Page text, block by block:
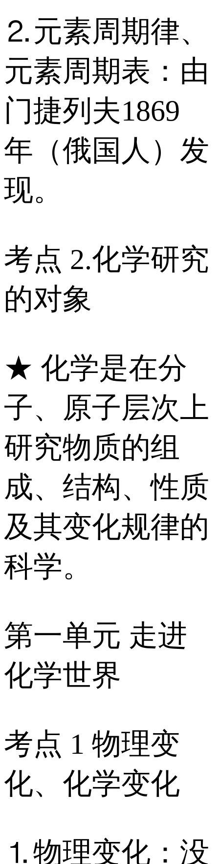
⒉元素周期律、
元素周期表：由
门捷列夫1869
年（俄国人）发
现。
考点 2.化学研究
的对象
★ 化学是在分
子、原子层次上
研究物质的组
成、结构、性质
及其变化规律的
科学。
第一单元 走进
化学世界
考点 1 物理变
化、化学变化
⒈物理变化：没